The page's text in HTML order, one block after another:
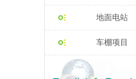
地面电站
车棚项目